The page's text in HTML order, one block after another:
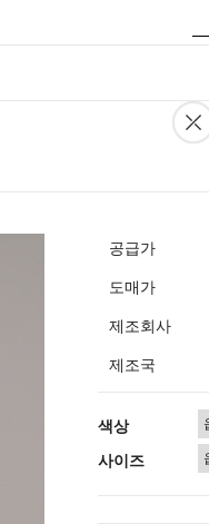
공급가
도매가
제조회사
제조국
색상
사이즈